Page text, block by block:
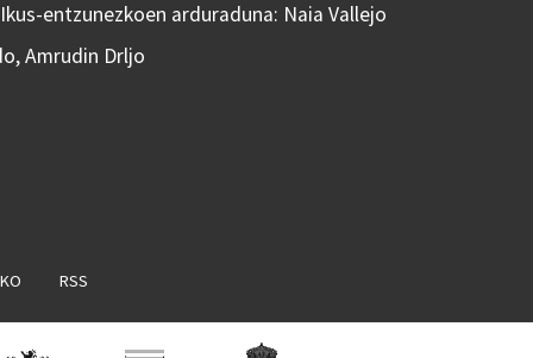
entzunezkoen arduraduna: Naia Vallejo
Amrudin Drljo
RSS